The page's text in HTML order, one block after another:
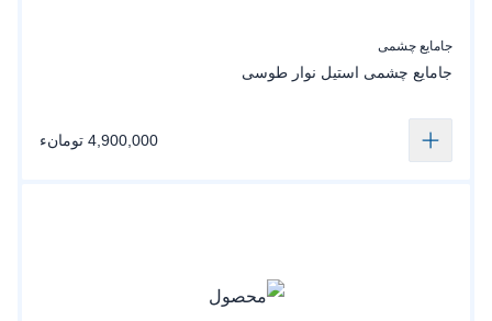
جامایع چشمی
جامایع چشمی استیل نوار طوسی
4,900,000 تومانء